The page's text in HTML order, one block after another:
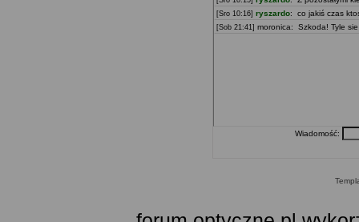
Wiadomość: